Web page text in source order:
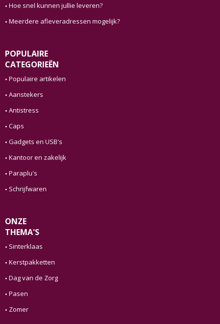
Hoe snel kunnen jullie leveren?
Meerdere afleveradressen mogelijk?
POPULAIRE
CATEGORIEËN
Populaire artikelen
Aanstekers
Antistress
Caps
Gadgets en USB's
Kantoor en zakelijk
Paraplu's
Schrijfwaren
ONZE
THEMA'S
Sinterklaas
Kerstpakketten
Dag van de Zorg
Pasen
Zomer